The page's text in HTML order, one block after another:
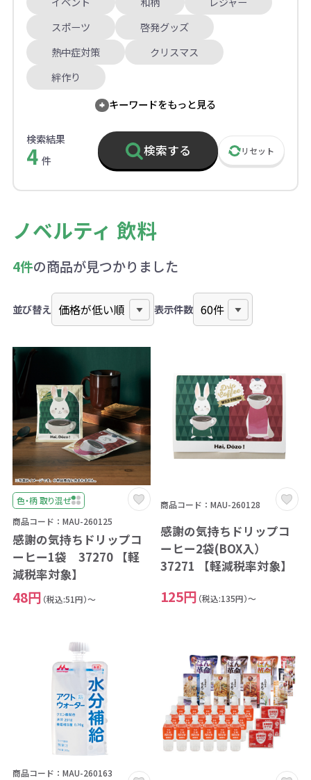
スポーツ
啓発グッズ
熱中症対策
クリスマス
絆作り
キーワードをもっと見る
検索結果
4 件
検索する リセット
ノベルティ 飲料
4件の商品が見つかりました
並び替え 表示件数
色・柄 取り混ぜ
商品コード：MAU-260125
感謝の気持ちドリップコ
ーヒー1袋 37270 【軽
減税率対象】
48円 （税込:51円）～
商品コード：MAU-260128
感謝の気持ちドリップコ
ーヒー2袋(BOX入）
37271 【軽減税率対象】
125円 （税込:135円）～
商品コード：MAU-260163